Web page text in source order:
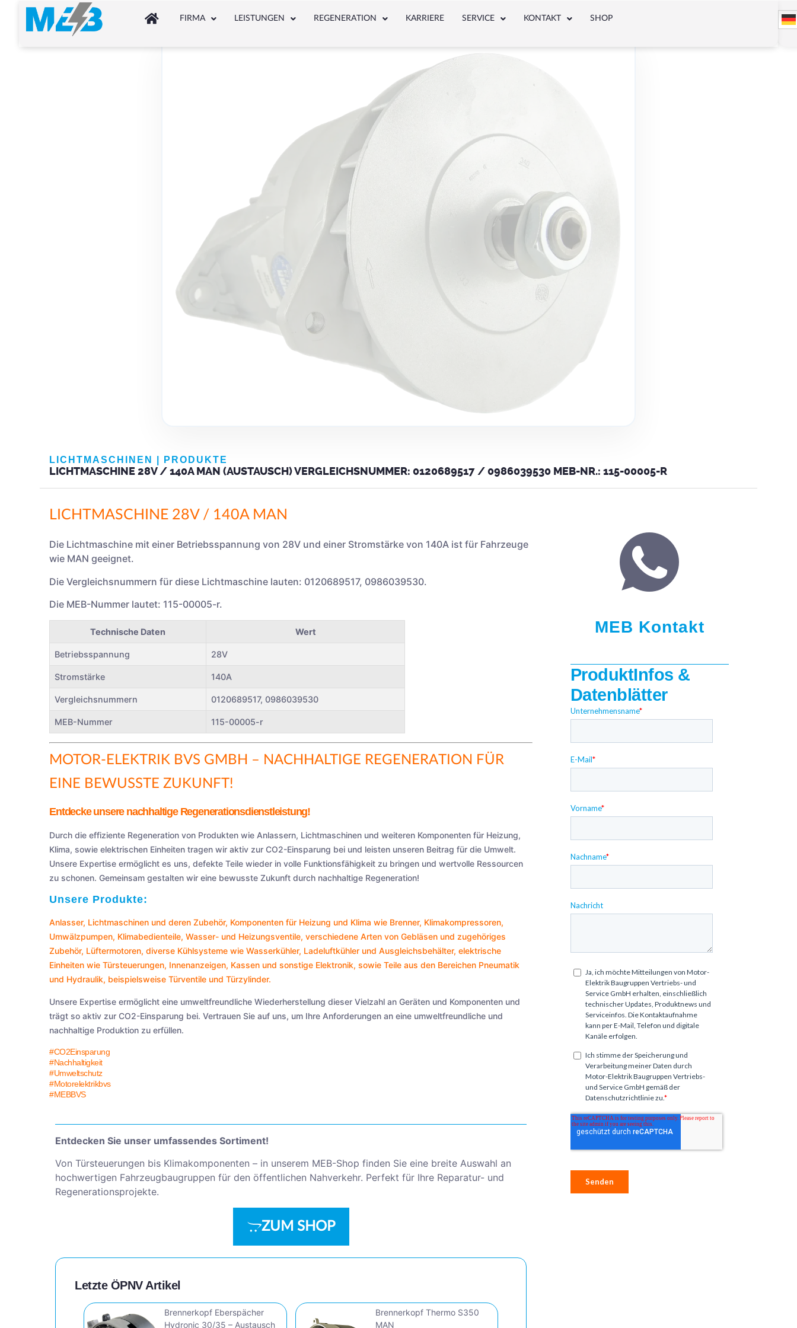
FIRMA LEISTUNGEN REGENERATION KARRIERE SERVICE KONTAKT SHOP
LICHTMASCHINEN PRODUKTE
LICHTMASCHINE 28V / 140A MAN (AUSTAUSCH) VERGLEICHSNUMMER: 0120689517 / 0986039530 MEB-NR.: 115-00005-R
LICHTMASCHINE 28V / 140A MAN
Die Lichtmaschine mit einer Betriebsspannung von 28V und einer Stromstärke von 140A ist für Fahrzeuge
wie MAN geeignet.
Die Vergleichsnummern für diese Lichtmaschine lauten: 0120689517, 0986039530.
Die MEB-Nummer lautet: 115-00005-r.
Technische Daten Wert
Betriebsspannung 28V
Stromstärke 140A
Vergleichsnummern 0120689517, 0986039530
MEB-Nummer 115-00005-r
MOTOR-ELEKTRIK BVS GMBH – NACHHALTIGE REGENERATION FÜR
EINE BEWUSSTE ZUKUNFT!
Entdecke unsere nachhaltige Regenerationsdienstleistung!
Durch die effiziente Regeneration von Produkten wie Anlassern, Lichtmaschinen und weiteren Komponenten für Heizung,
Klima, sowie elektrischen Einheiten tragen wir aktiv zur CO2-Einsparung bei und leisten unseren Beitrag für die Umwelt.
Unsere Expertise ermöglicht es uns, defekte Teile wieder in volle Funktionsfähigkeit zu bringen und wertvolle Ressourcen
zu schonen. Gemeinsam gestalten wir eine bewusste Zukunft durch nachhaltige Regeneration!
Unsere Produkte:
Anlasser, Lichtmaschinen und deren Zubehör, Komponenten für Heizung und Klima wie Brenner, Klimakompressoren,
Umwälzpumpen, Klimabedienteile,Wasser- und Heizungsventile, verschiedene Arten vonGebläsen und zugehöriges
Zubehör, Lüftermotoren, diverse Kühlsysteme wieWasserkühler, Ladeluftkühler undAusgleichsbehälter, elektrische
Einheiten wieTürsteuerungen, Innenanzeigen, Kassen und sonstige Elektronik, sowie Teile aus den Bereichen Pneumatik
und Hydraulik, beispielsweiseTürventile undTürzylinder.
Unsere Expertise ermöglicht eine umweltfreundliche Wiederherstellung dieser Vielzahl an Geräten und Komponenten und
trägt so aktiv zur CO2-Einsparung bei. Vertrauen Sie auf uns, um Ihre Anforderungen an eine umweltfreundliche und
nachhaltige Produktion zu erfüllen.
#CO2Einsparung
#Nachhaltigkeit
#Umweltschutz
#Motorelektrikbvs
#MEBBVS
Entdecken Sie unser umfassendes Sortiment!
Von Türsteuerungen bis Klimakomponenten – in unserem MEB-Shop finden Sie eine breite Auswahl an
hochwertigen Fahrzeugbaugruppen für den öffentlichen Nahverkehr. Perfekt für Ihre Reparatur- und
Regenerationsprojekte.
ZUM SHOP
Letzte ÖPNV Artikel
Brennerkopf Eberspächer
Hydronic 30/35 – Austausch
Brennerkopf Thermo S350
MAN
MEB Kontakt
ProduktInfos &
Datenblätter